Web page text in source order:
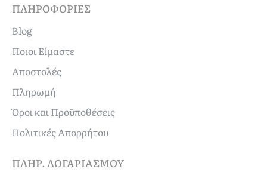
ΠΛΗΡΟΦΟΡΊΕΣ
Blog
Ποιοι Είμαστε
Αποστολές
Πληρωμή
Όροι και Προϋποθέσεις
Πολιτικές Απορρήτου
ΠΛΗΡ. ΛΟΓΑΡΙΑΣΜΟΎ